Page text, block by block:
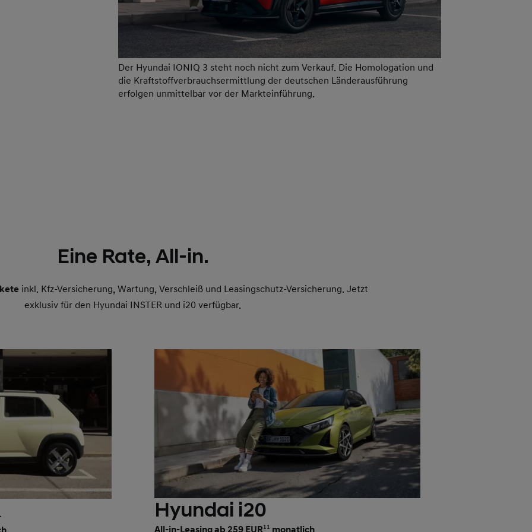
Der Hyundai IONIQ 3 steht noch nicht zum Verkauf. Die Homologation und
die Kraftstoffverbrauchsermittlung der deutschen Länderausführung
erfolgen unmittelbar vor der Markteinführung.
Eine Rate, All-in.
inkl. Kfz-Versicherung, Wartung, Verschleiß und Leasingschutz-Versicherung. Jetzt
exklusiv für den Hyundai INSTER und i20 verfügbar.
Hyundai i20
11